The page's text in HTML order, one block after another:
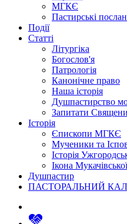
МГКЄ
Пастирські
Події
Статті
Літургіка
Богослов'я
Патрологія
Канонічне право
Наша історія
Душпастирство
Запитати
Історія
Єпископи МГКЄ
Мученики та
Історія
Ікона
Душпастир
ПАСТОРАЛЬНИЙ